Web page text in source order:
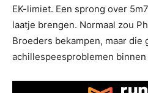
EK-limiet. Een sprong over
laatje brengen. Normaal zou
Broeders bekampen, maar die
achillespeesproblemen